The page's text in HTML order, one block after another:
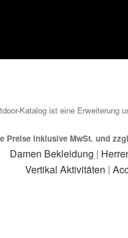
Katalog ist eine Erweiterung
Preise inklusive MwSt. und
Damen Bekleidung |
Vertikal Aktivitäten |